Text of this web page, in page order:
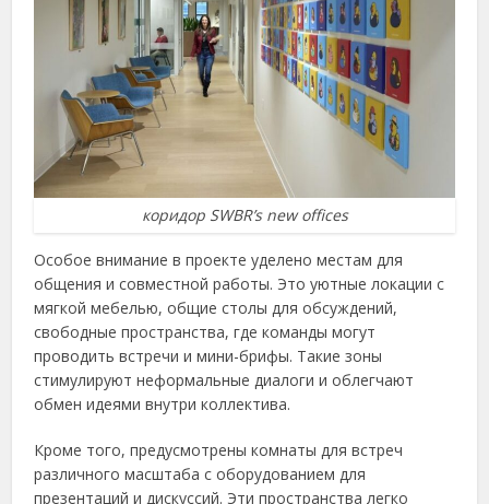
коридор SWBR’s new offices
Особое внимание в проекте уделено местам для
общения и совместной работы. Это уютные локации с
мягкой мебелью, общие столы для обсуждений,
свободные пространства, где команды могут
проводить встречи и мини-брифы. Такие зоны
стимулируют неформальные диалоги и облегчают
обмен идеями внутри коллектива.
Кроме того, предусмотрены комнаты для встреч
различного масштаба с оборудованием для
презентаций и дискуссий. Эти пространства легко